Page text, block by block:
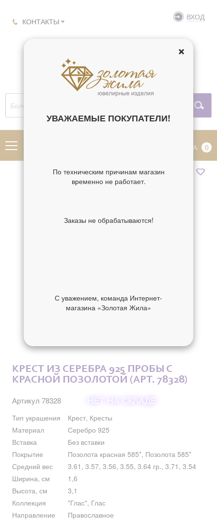
КОНТАКТЫ ВХОД
КОРЗИНА 0
КРЕСТ ИЗ СЕРЕБРА 925 ПРОБЫ С
КРАСНОЙ ПОЗОЛОТОЙ (АРТ. 78328)
Артикул 78328 НЕТ НА СКЛАДЕ
Тип украшения
Крест, Кресты
Материал
Серебро 925
Вставка
Без вставки
Покрытие
Позолота красная 585*, Позолота 585*
Средний вес
3.61, 3.57, 3.56, 3.55, 3.64 гр., 3.71, 3.54
Ширина, см
1,6
Высота, см
3,1
Коллекция
"Глас", Глас
Направление
Православное
УВАЖАЕМЫЕ ПОКУПАТЕЛИ!
По техническим причинам магазин
временно не работает.
Заказы не обрабатываются!
С уважением, команда Интернет-
магазина «Золотая Жила»